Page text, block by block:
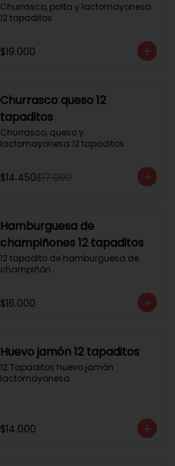
Churrasco, palta y lactomayonesa
12 tapaditos
$19.000
Churrasco queso 12
tapaditos
Churrasco, queso y
lactomayonesa 12 tapaditos
$14.450$17.000
Hamburguesa de
champiñones 12 tapaditos
12 tapadito de hamburguesa de
champiñón
$16.000
Huevo jamón 12 tapaditos
12 Tapaditos huevo jamón
lactomayonesa
$14.000